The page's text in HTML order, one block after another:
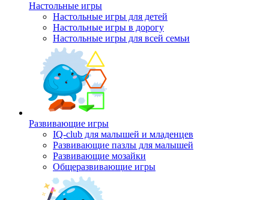
Настольные игры
Настольные игры для детей
Настольные игры в дорогу
Настольные игры для всей семьи
Развивающие игры
IQ-club для малышей и младенцев
Развивающие пазлы для малышей
Развивающие мозайки
Общеразвивающие игры